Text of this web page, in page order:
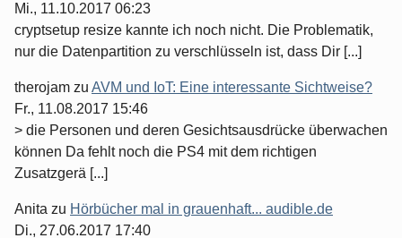
Mi., 11.10.2017 06:23
cryptsetup resize kannte ich noch nicht. Die Problematik,
nur die Datenpartition zu verschlüsseln ist, dass Dir [...]
therojam zu AVM und IoT: Eine interessante Sichtweise?
Fr., 11.08.2017 15:46
> die Personen und deren Gesichtsausdrücke überwachen
können Da fehlt noch die PS4 mit dem richtigen
Zusatzgerä [...]
Anita zu Hörbücher mal in grauenhaft... audible.de
Di., 27.06.2017 17:40